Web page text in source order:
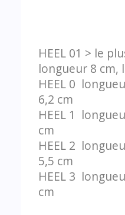
HEEL 01 > le
longueur 8 cm,
HEEL 0
6,2 cm
HEEL 1
cm
HEEL 2
5,5 cm
HEEL 3
cm